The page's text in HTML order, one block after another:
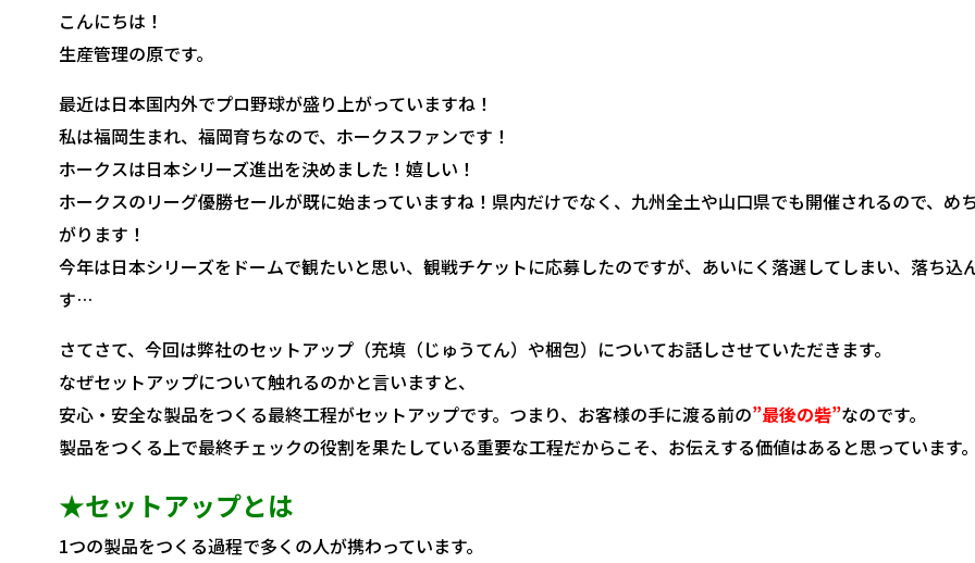
こんにちは！
生産管理の原です。
最近は日本国内外でプロ野球が盛り上がっていますね！
私は福岡生まれ、福岡育ちなので、ホークスファンです！
ホークスは日本シリーズ進出を決めました！嬉しい！
ホークスのリーグ優勝セールが既に始まっていますね！県内だけでなく、九州全土や山口県でも開催されるので、め
がります！
今年は日本シリーズをドームで観たいと思い、観戦チケットに応募したのですが、あいにく落選してしまい、落ち込
す…
さてさて、今回は弊社のセットアップ（充填（じゅうてん）や梱包）についてお話しさせていただきます。
なぜセットアップについて触れるのかと言いますと、
安心・安全な製品をつくる最終工程がセットアップです。つまり、お客様の手に渡る前の”最後の砦”なのです。
製品をつくる上で最終チェックの役割を果たしている重要な工程だからこそ、お伝えする価値はあると思っています。
★セットアップとは
1つの製品をつくる過程で多くの人が携わっています。